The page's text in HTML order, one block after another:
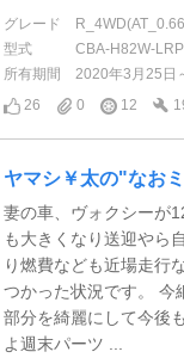
グレード
型式
CBA-H82W-
所有期間
2020年3月25日
26
0 12
ヤマシ￥太の"なお
妻の車、ヴォクシーが
も大きくなり送迎やら
り燃費なども近場走行
つかった状況です。 今
部分を綺麗にして今後
よ週末パーツ ...